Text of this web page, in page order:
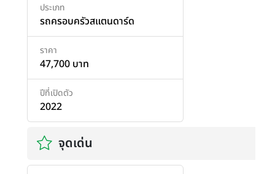
ประเภท
รถครอบครัวสแตนดาร์ด
ราคา
47,700 บาท
ปีที่เปิดตัว
2022
จุดเด่น